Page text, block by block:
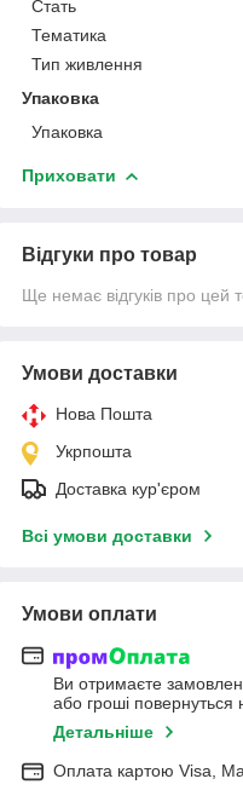
Стать
Тематика
Тип живлення
Упаковка
Упаковка
Приховати
Відгуки про товар
Ще немає відгуків про цей
Умови доставки
Нова Пошта
Укрпошта
Доставка кур'єром
Всі умови доставки
Умови оплати
Ви отримаєте
або гроші повернуться
Детальніше
Оплата картою Visa,